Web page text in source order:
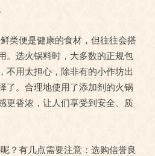
类便是健康的食材，但往往会搭
。选火锅料时，大多数的正规包
不用太担心，除非有的小作坊出
了。合理地使用了添加剂的火锅
更香浓，让人们享受到安全、质
？有几点需要注意：选购信誉良